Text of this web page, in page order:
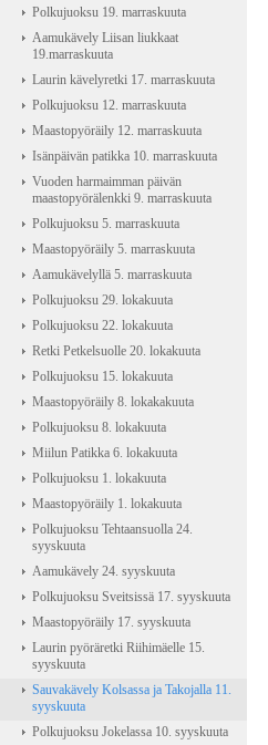
Polkujuoksu 19. marraskuuta
Aamukävely Liisan liukkaat
19.marraskuuta
Laurin kävelyretki 17. marraskuuta
Polkujuoksu 12. marraskuuta
Maastopyöräily 12. marraskuuta
Isänpäivän patikka 10. marraskuuta
Vuoden harmaimman päivän
maastopyörälenkki 9. marraskuuta
Polkujuoksu 5. marraskuuta
Maastopyöräily 5. marraskuuta
Aamukävelyllä 5. marraskuuta
Polkujuoksu 29. lokakuuta
Polkujuoksu 22. lokakuuta
Retki Petkelsuolle 20. lokakuuta
Polkujuoksu 15. lokakuuta
Maastopyöräily 8. lokakakuuta
Polkujuoksu 8. lokakuuta
Miilun Patikka 6. lokakuuta
Polkujuoksu 1. lokakuuta
Maastopyöräily 1. lokakuuta
Polkujuoksu Tehtaansuolla 24.
syyskuuta
Aamukävely 24. syyskuuta
Polkujuoksu Sveitsissä 17. syyskuuta
Maastopyöräily 17. syyskuuta
Laurin pyöräretki Riihimäelle 15.
syyskuuta
Sauvakävely Kolsassa ja Takojalla 11.
syyskuuta
Polkujuoksu Jokelassa 10. syyskuuta